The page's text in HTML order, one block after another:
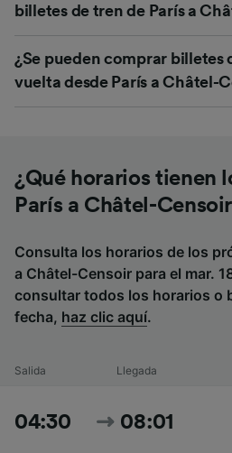
billetes de tren de París a
¿Se pueden comprar billetes
vuelta desde París a Châtel-
¿Qué horarios tienen
París a Châtel-
Consulta los horarios de los
a Châtel-Censoir para el mar.
consultar todos los horarios o
fecha, haz clic aquí.
Salida Llegada
04:30 08:01